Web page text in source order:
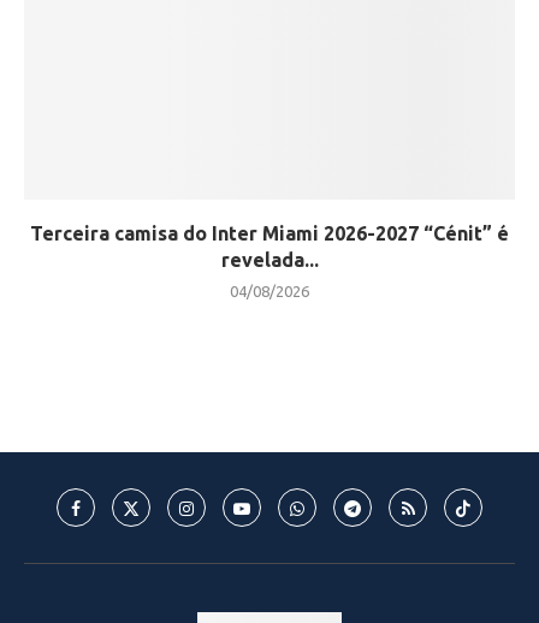
Terceira camisa do Inter Miami 2026-2027 “Cénit” é
revelada...
04/08/2026